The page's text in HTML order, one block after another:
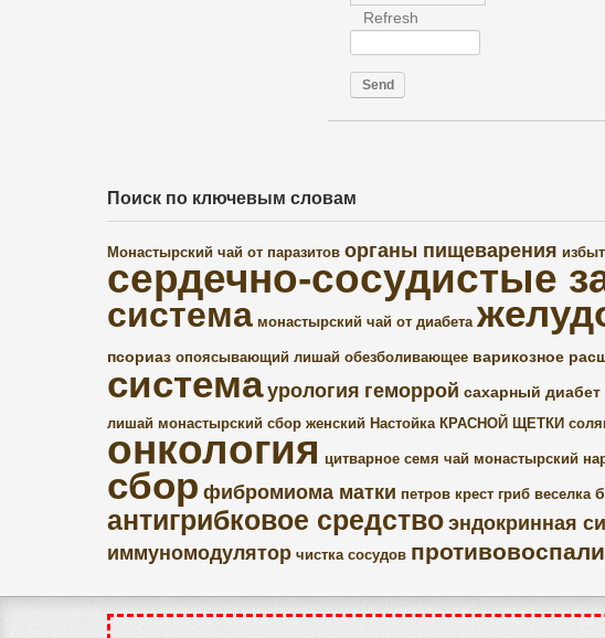
Refresh
Send
Поиск по ключевым словам
Монастырский чай от паразитов органы пищеварения
сердечно-сосудистые
система монастырский чай от диабета
псориаз опоясывающий лишай обезболивающее варикозное
система урология геморрой сахарный диабет
лишай монастырский сбор женский Настойка КРАСНОЙ ЩЕТКИ
онкология цитварное семя чай монастырский
сбор фибромиома матки петров крест гриб веселка
антигрибковое средство эндокринная
иммуномодулятор чистка сосудов